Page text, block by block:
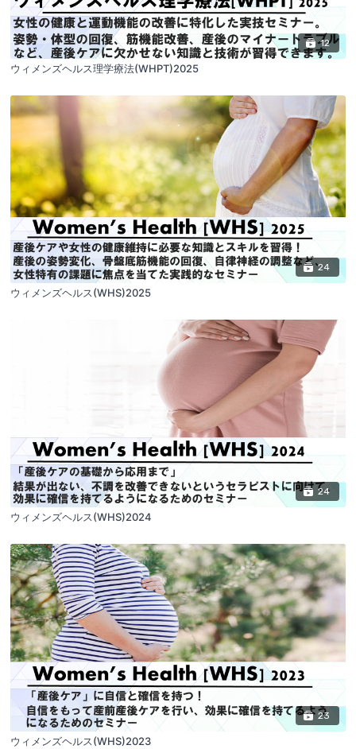
12
ウィメンズヘルス理学療法(WHPT)2025
24
ウィメンズヘルス(WHS)2025
24
ウィメンズヘルス(WHS)2024
23
ウィメンズヘルス(WHS)2023